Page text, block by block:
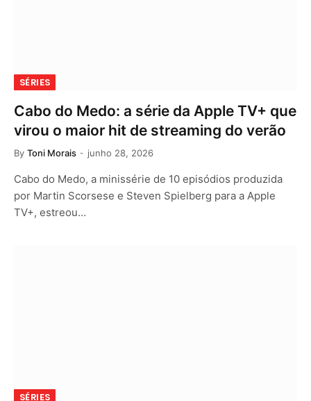
SÉRIES
Cabo do Medo: a série da Apple TV+ que
virou o maior hit de streaming do verão
By Toni Morais junho 28, 2026
Cabo do Medo, a minissérie de 10 episódios produzida
por Martin Scorsese e Steven Spielberg para a Apple
TV+, estreou…
SÉRIES